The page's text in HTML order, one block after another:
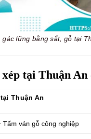
lững bằng sắt, gỗ tại
tại Thuận
Thuận An
Tấm ván gỗ công nghiệp